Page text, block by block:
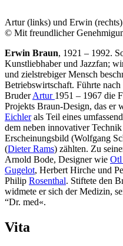
Artur (links) und Erwin
© Mit freundlicher
Erwin Braun, 1921 – 1992.
Kunstliebhaber und Jazzfan;
und zielstrebiger Mensch
Betriebswirtschaft. Führte
BruderArtur 1951 – 1967 die
Projekts Braun-Design, das er
Eichlerals Teil eines
dem neben innovativer
Erscheinungsbild (Wolfgang
(Dieter Rams) zählten. Zu
Arnold Bode, Designer wie Otl
Gugelot, Herbert Hirche und
Philip Rosenthal. Stiftete den
widmete er sich der Medizin,
“Dr. med«.
Vita